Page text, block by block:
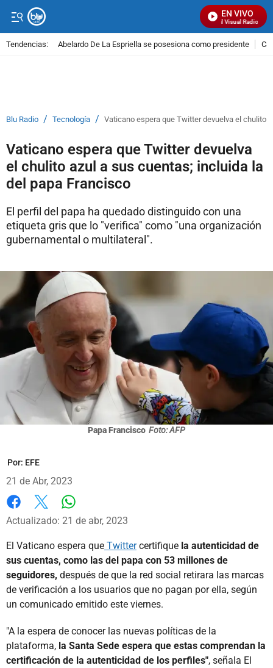
EN VIVO
Señal Visual Radio
Tendencias: Abelardo De La Espriella se posesiona como presidente
Blu Radio / Tecnología / Vaticano espera que Twitter devuelva el chulito
Vaticano espera que Twitter devuelva
el chulito azul a sus cuentas; incluida la
del papa Francisco
El perfil del papa ha quedado distinguido con una
etiqueta gris que lo "verifica" como "una organización
gubernamental o multilateral".
Papa Francisco Foto: AFP
Por: EFE
21 de Abr, 2023
Facebook
X
Actualizado: 21 de abr, 2023
El Vaticano espera que Twittercertifique la autenticidad de
sus cuentas, como las del papa con 53 millones de
seguidores, después de que la red social retirara las marcas
de verificación a los usuarios que no pagan por ella, según
un comunicado emitido este viernes.
"A la espera de conocer las nuevas políticas de la
plataforma, la Santa Sede espera que estas comprendan la
certificación de la autenticidad de los perfiles", señala El